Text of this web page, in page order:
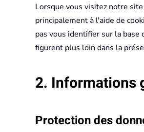
Lorsque vous visitez notre
principalement à l'aide de
pas vous identifier sur la
figurent plus loin dans la
2. Informations
Protection des